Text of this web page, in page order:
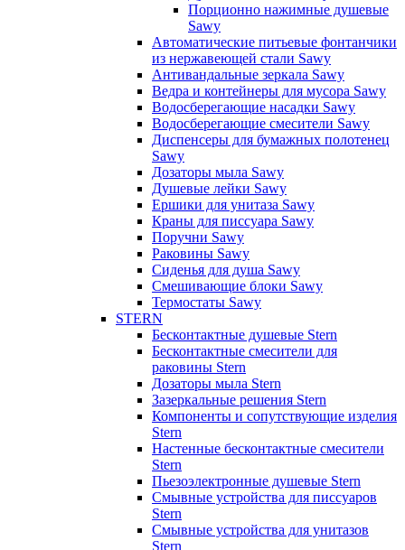
Порционно нажимные душевые
Sawy
Автоматические питьевые фонтанчики
из нержавеющей стали Sawy
Антивандальные зеркала Sawy
Ведра и контейнеры для мусора Sawy
Водосберегающие насадки Sawy
Водосберегающие смесители Sawy
Диспенсеры для бумажных полотенец
Sawy
Дозаторы мыла Sawy
Душевые лейки Sawy
Ершики для унитаза Sawy
Краны для писсуара Sawy
Поручни Sawy
Раковины Sawy
Сиденья для душа Sawy
Смешивающие блоки Sawy
Термостаты Sawy
STERN
Бесконтактные душевые Stern
Бесконтактные смесители для
раковины Stern
Дозаторы мыла Stern
Зазеркальные решения Stern
Компоненты и сопутствующие изделия
Stern
Настенные бесконтактные смесители
Stern
Пьезоэлектронные душевые Stern
Смывные устройства для писсуаров
Stern
Смывные устройства для унитазов
Stern